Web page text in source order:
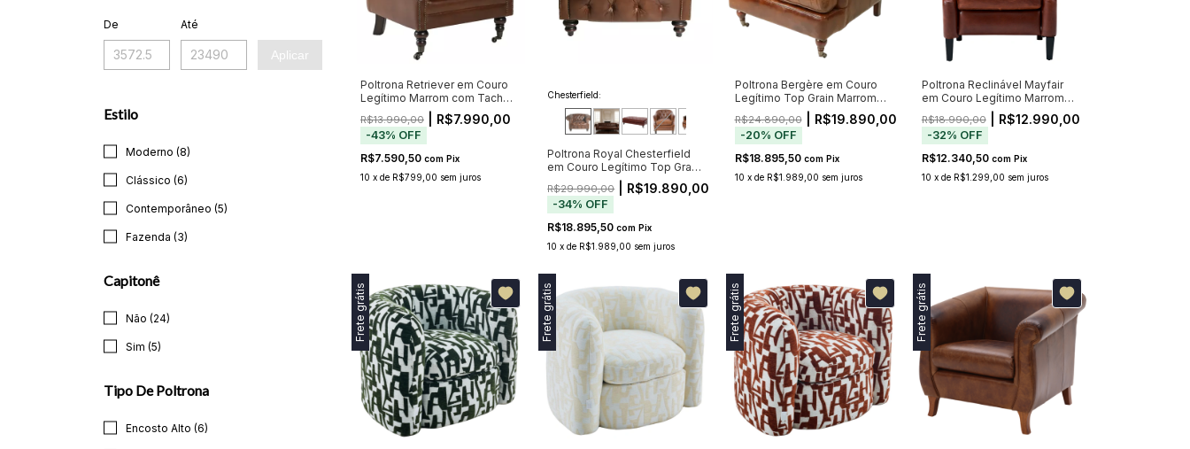
De Até
Aplicar
Estilo
Moderno (8)
Clássico (6)
Contemporâneo (5)
Fazenda (3)
Capitonê
Não (24)
Sim (5)
Tipo De Poltrona
Encosto Alto (6)
Poltrona Retriever em Couro
Legítimo Marrom com Tachas
e Rodízios – Pré-venda: Envio
a partir de 20/11
R$13.990,00 | R$7.990,00
-43% OFF
R$7.590,50 com Pix
10 x de R$799,00 sem juros
Chesterfield:
Poltrona Royal Chesterfield
em Couro Legítimo Top Grain
Marrom com Capitonê (Pré-
Venda - Envio a Partir de
02/10)
R$29.990,00| R$19.890,00
-34% OFF
R$18.895,50com Pix
10 xde R$1.989,00 sem juros
Poltrona Bergère em Couro
Legítimo Top Grain Marrom
R$24.890,00| R$19.890,00
-20% OFF
R$18.895,50 com Pix
10 x de R$1.989,00 sem juros
Poltrona Reclinável Mayfair
em Couro Legítimo Marrom
com Encosto Alto
R$18.990,00| R$12.990,00
-32% OFF
R$12.340,50 com Pix
10 x de R$1.299,00 sem juros
Frete grátis Frete grátis Frete grátis Frete grátis